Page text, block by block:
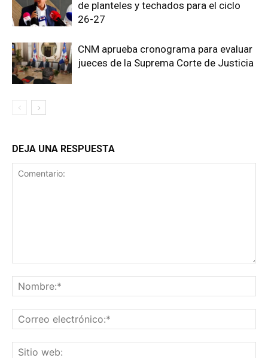
de planteles y techados para el ciclo
26-27
CNM aprueba cronograma para evaluar
jueces de la Suprema Corte de Justicia
DEJA UNA RESPUESTA